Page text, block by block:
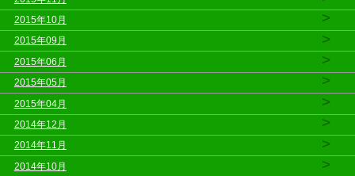
2015年10月 >
2015年09月 >
2015年06月 >
2015年05月 >
2015年04月 >
2014年12月 >
2014年11月 >
2014年10月 >